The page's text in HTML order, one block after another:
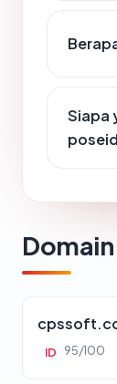
Siapa
ID 95/100